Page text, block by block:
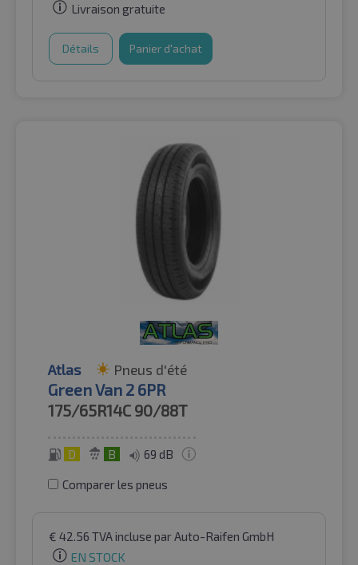
Livraison gratuite
Détails Panier d'achat
Atlas Pneus d'été
Green Van 2 6PR
175/65R14C 90/88T
D B 69 dB
Comparer les pneus
€ 42.56 TVA incluse par Auto-Raifen GmbH
EN STOCK